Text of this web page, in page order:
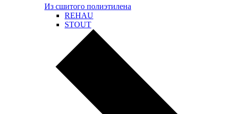
Из сшитого полиэтилена
REHAU
STOUT